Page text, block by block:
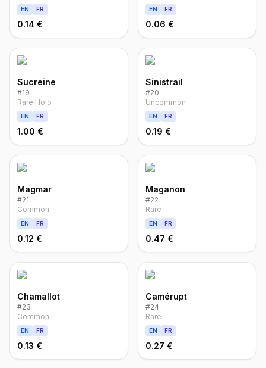
EN FR
0.14 €
EN FR
0.06 €
Sucreine
#19
Rare Holo
EN FR
1.00 €
Sinistrail
#20
Uncommon
EN FR
0.19 €
Magmar
#21
Common
EN FR
0.12 €
Maganon
#22
Rare
EN FR
0.47 €
Chamallot
#23
Common
EN FR
0.13 €
Camérupt
#24
Rare
EN FR
0.27 €